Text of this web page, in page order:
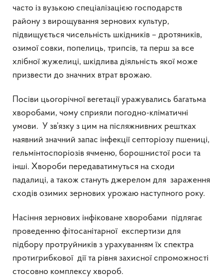
часто із вузькою спеціалізацією господарств
району з вирощування зернових культур,
підвищується чисельність шкідників – дротяників,
озимої совки, попелиць, трипсів, та перш за все
хлібної жужелиці, шкідлива діяльність якої може
призвести до значних втрат врожаю.
Посіви цьогорічної вегетації уражувались багатьма
хворобами, чому сприяли погодно-кліматичні
умови. У зв’язку з цим на післяжнивних рештках
наявний значний запас інфекції септоріозу пшениці,
гельмінтоспоріозів ячменю, борошнистої роси та
інші. Хвороби передаватимуться на сходи
падалиці, а також стануть джерелом для зараження
сходів озимих зернових урожаю наступного року.
Насіння зернових інфіковане хворобами підлягає
проведенню фітосанітарної експертизи для
підбору протруйників з урахуванням їх спектра
протигрибкової дії та рівня захисної спроможності
стосовно комплексу хвороб.